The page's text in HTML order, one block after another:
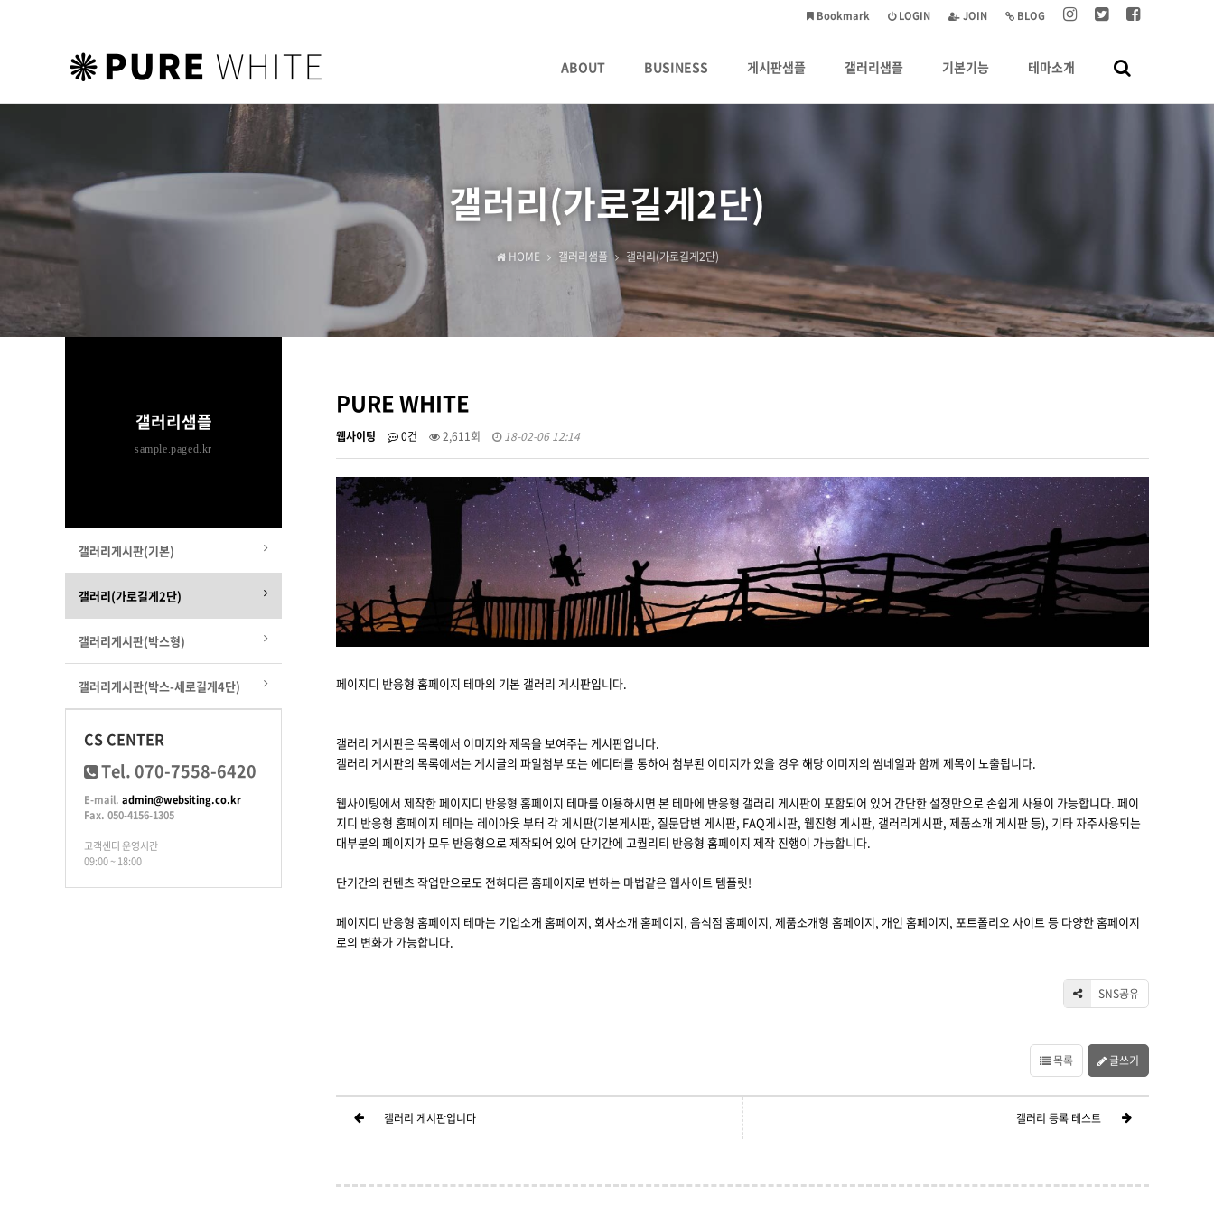
BLOG
JOIN
LOGIN
Bookmark
ABOUT BUSINESS 게시판샘플 갤러리샘플 기본기능
하위분류
테마소개
하위분류
갤러리(가로길게2단)
HOME 갤러리샘플 갤러리(가로길게2단)
PURE WHITE
웹사이팅 0건 2,611회 18-02-06 12:14
페이지디 반응형 홈페이지 테마의 기본 갤러리 게시판입니다.
갤러리 게시판은 목록에서 이미지와 제목을 보여주는 게시판입니다.
갤러리 게시판의 목록에서는 게시글의 파일첨부 또는 에디터를 통하여 첨부된 이미지가 있을 경우 해당 이미지의 썸네일과 함께 제목이 노출됩니다.
웹사이팅에서 제작한 페이지디 반응형 홈페이지 테마를 이용하시면 본 테마에 반응형 갤러리 게시판이 포함되어 있어 간단한 설정만으로 손쉽게 사용이 가능합니다. 페이
지디 반응형 홈페이지 테마는 레이아웃 부터 각 게시판(기본게시판, 질문답변 게시판, FAQ게시판, 웹진형 게시판, 갤러리게시판, 제품소개 게시판 등), 기타 자주사용되는
대부분의 페이지가 모두 반응형으로 제작되어 있어 단기간에 고퀄리티 반응형 홈페이지 제작 진행이 가능합니다.
단기간의 컨텐츠 작업만으로도 전혀다른 홈페이지로 변하는 마법같은 웹사이트 템플릿!
페이지디 반응형 홈페이지 테마는 기업소개 홈페이지, 회사소개 홈페이지, 음식점 홈페이지, 제품소개형 홈페이지, 개인 홈페이지, 포트폴리오 사이트 등 다양한 홈페이지
로의 변화가 가능합니다.
SNS공유
목록 글쓰기
갤러리 게시판입니다 갤러리 등록 테스트
갤러리샘플
sample.paged.kr
갤러리게시판(기본)
갤러리(가로길게2단)
갤러리게시판(박스형)
갤러리게시판(박스-세로길게4단)
CS CENTER
Tel. 070-7558-6420
E-mail. admin@websiting.co.kr
Fax. 050-4156-1305
고객센터 운영시간
09:00 ~ 18:00